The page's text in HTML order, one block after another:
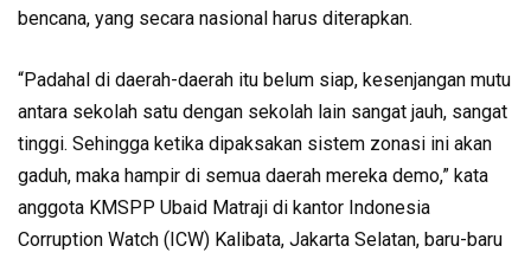
bencana, yang secara nasional harus diterapkan.
“Padahal di daerah-daerah itu belum siap, kesenjangan mutu
antara sekolah satu dengan sekolah lain sangat jauh, sangat
tinggi. Sehingga ketika dipaksakan sistem zonasi ini akan
gaduh, maka hampir di semua daerah mereka demo,” kata
anggota KMSPP Ubaid Matraji di kantor Indonesia
Corruption Watch (ICW) Kalibata, Jakarta Selatan, baru-baru